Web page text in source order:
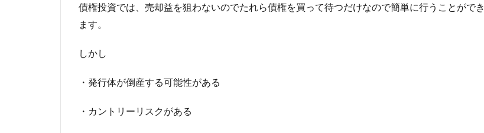
債権投資では、売却益を狙わないのでたれら債権を買って待つだけなので簡単に行うことができ
ます。
しかし
・発行体が倒産する可能性がある
・カントリーリスクがある